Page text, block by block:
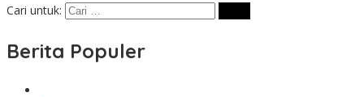
Cari untuk:
Berita Populer